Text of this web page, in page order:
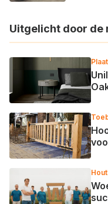
Uitgelicht door de